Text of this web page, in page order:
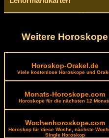
Weitere
Horoskop-Orakel.de
Viele kostenlose Horoskope und
Monats-Horoskope.com
Horoskope für die nächsten 12
Wochenhoroskope.com
Horoskop für diese Woche, nächste
Single Horoskop